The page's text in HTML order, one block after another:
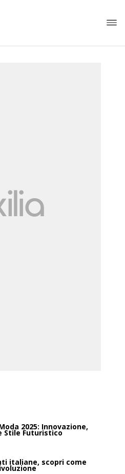
2025: Innovazione,
Stile Futuristico
italiane, scopri come